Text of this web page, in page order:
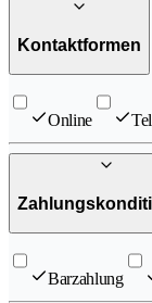
Kontaktformen
Online
Barzahlung